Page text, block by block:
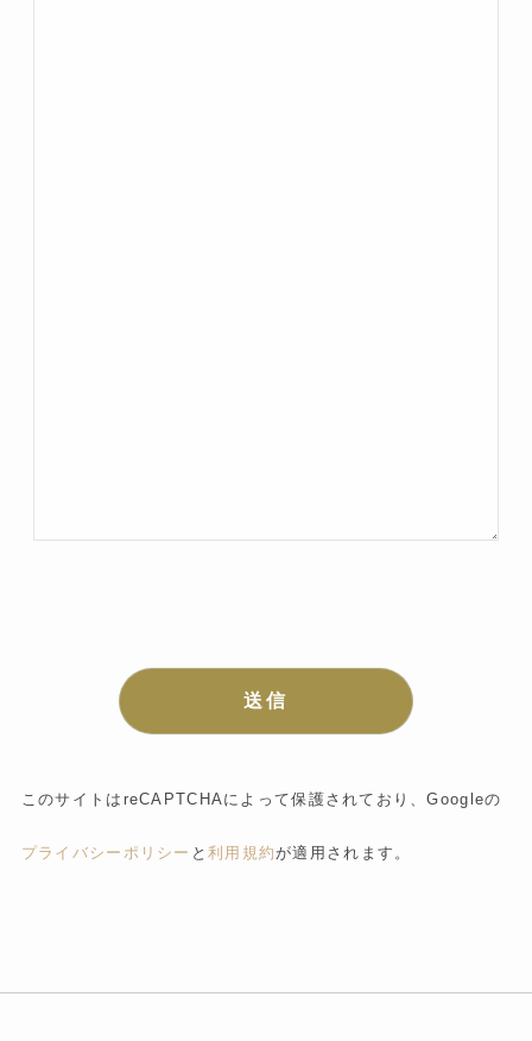
このサイトはreCAPTCHAによって保護されており、Googleの
プライバシーポリシー と 利用規約が適用されます。